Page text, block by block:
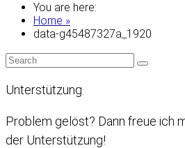
You are here:
Home »
data-g45487327a_1920
Unterstützung
Problem gelöst? Dann freue ich
der Unterstützung!